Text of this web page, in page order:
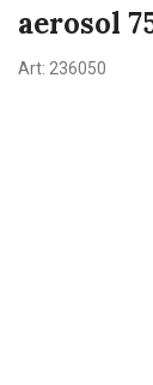
aerosol
Art: 236050